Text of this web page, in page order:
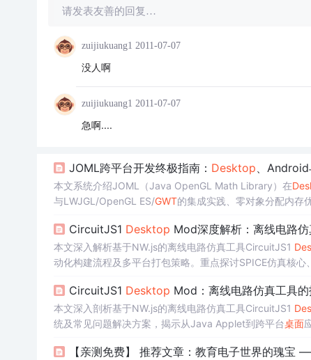
请发表友善的回复…
zuijiukuang1 2011-07-07
没人啊
zuijiukuang1 2011-07-07
急啊....
JOML跨平台开发终极指南： Desktop、Android
本文系统介绍JOML（Java OpenGL Math Library）在
与LWJGL/OpenGL ES/GWT的集成实践、零对象分配内存
CircuitJS1 Desktop Mod深度解析：离线电路
本文深入解析基于NW.js的离线电路仿真工具CircuitJS1
动化构建流程及多平台打包策略。重点探讨SPICE仿真核
CircuitJS1 Desktop Mod：离线电路仿真工具
本文深入剖析基于NW.js的离线电路仿真工具CircuitJS1
统及常见问题解决方案，揭示从Java Applet到跨平台桌面
【亲测免费】 推荐文章：教育电子世界的瑰宝